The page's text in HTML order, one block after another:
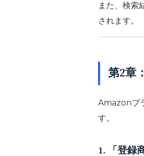
また、検索
されます。
第2章
Amazonブ
す。
1. 「登録